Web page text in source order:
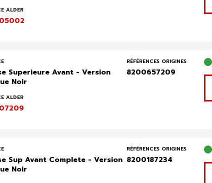
ALDER
Superieure Avant - Version
Noir
ALDER
RÉFÉRENCES ORIGINES
8200657209
Sup Avant Complete - Version
Noir
RÉFÉRENCES ORIGINES
8200187234